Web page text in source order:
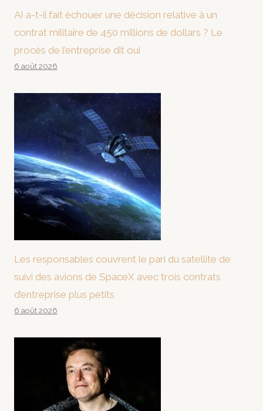
AI a-t-il fait échouer une décision relative à un
contrat militaire de 450 millions de dollars ? Le
procès de l’entreprise dit oui
6 août 2026
Les responsables couvrent le pari du satellite de
suivi des avions de SpaceX avec trois contrats
d’entreprise plus petits
6 août 2026